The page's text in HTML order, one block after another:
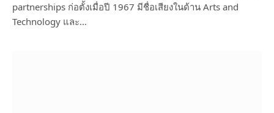
partnerships ก่อตั้งเมื่อปี 1967 มีชื่อเสียงในด้าน Arts and
Technology และ…